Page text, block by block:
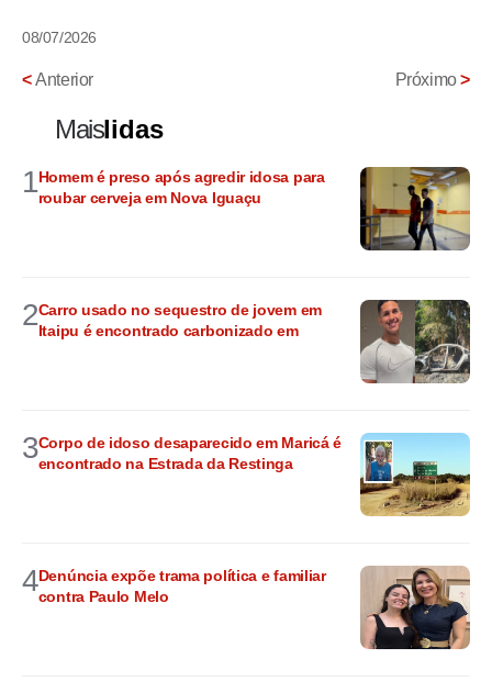
08/07/2026
<Anterior Próximo>
Maislidas
1Homem é preso após agredir idosa para
roubar cerveja em Nova Iguaçu
2Carro usado no sequestro de jovem em
Itaipu é encontrado carbonizado em
3Corpo de idoso desaparecido em Maricá é
encontrado na Estrada da Restinga
4Denúncia expõe trama política e familiar
contra Paulo Melo